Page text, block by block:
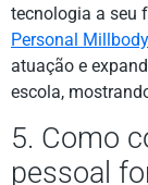
tecnologia a seu
Personal Millbody
atuação e
escola,
5. Como
pessoal